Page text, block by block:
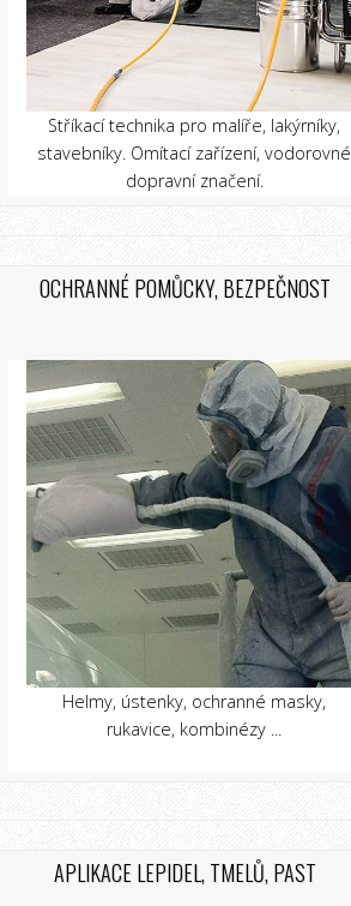
Stříkací technika pro malíře, lakýrníky,
stavebníky. Omítací zařízení, vodorovné
dopravní značení.
OCHRANNÉ POMŮCKY, BEZPEČNOST
Helmy, ústenky, ochranné masky,
rukavice, kombinézy ...
APLIKACE LEPIDEL, TMELŮ, PAST